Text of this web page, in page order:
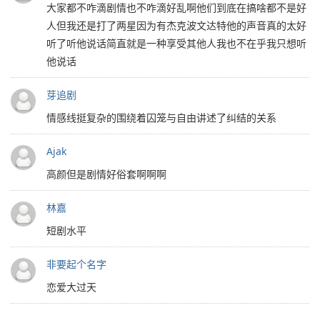
大家都不咋滴剧情也不咋滴好乱啊他们到底在搞啥都不是好
人但我还是打了两星因为有杰克波文达特他的声音真的太好
听了听他说话简直就是一种享受其他人我也不在乎我只想听
他说话
芽追剧
情感线挺复杂的围绕着囚笼与自由讲述了纠结的关系
Ajak
高颜但是剧情好俗套啊啊啊
林嘉
短剧水平
非要起个名字
恋爱大过天